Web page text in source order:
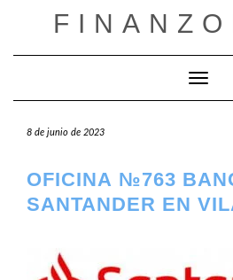
8 de junio de 2023
OFICINA №763
SANTANDER EN